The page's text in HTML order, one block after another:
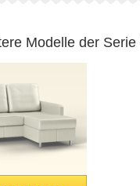
Modelle der Serie